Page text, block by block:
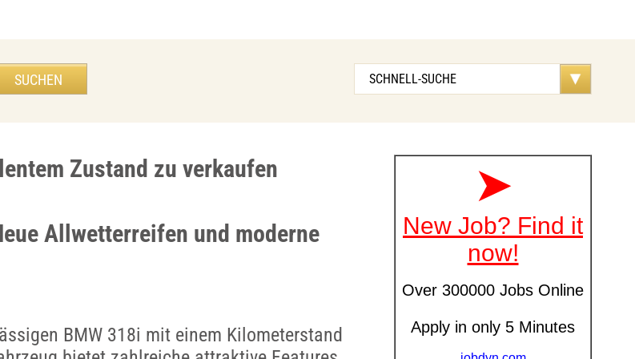
Zustand zu verkaufen
Allwetterreifen und moderne
BMW 318i mit einem Kilometerstand